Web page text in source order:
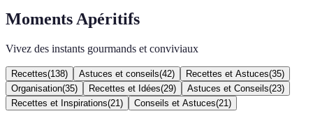
Moments Apéritifs
Vivez des instants gourmands et conviviaux
Recettes(138) Astuces et conseils(42) Recettes et Astuces(35)
Organisation(35) Recettes et Idées(29) Astuces et Conseils(23)
Recettes et Inspirations(21 ) Conseils et Astuces(21 )